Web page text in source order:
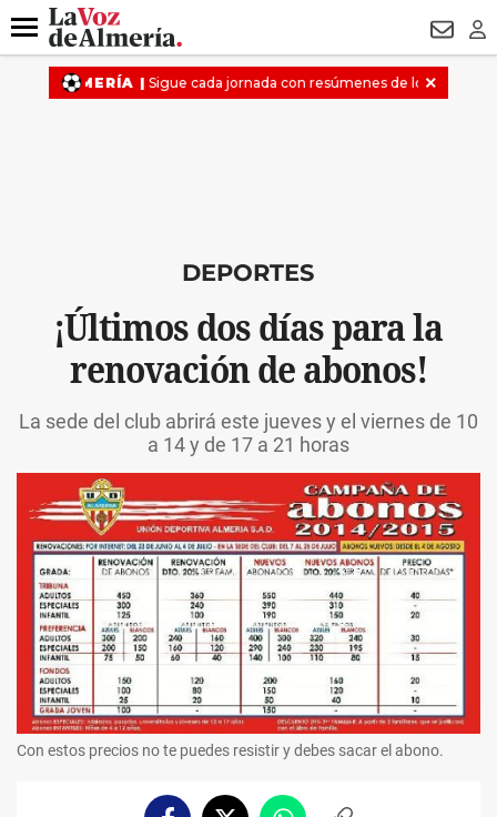
DESTACADO
Menú
DEPORTES
¡Últimos dos días para la
renovación de abonos!
La sede del club abrirá este jueves y el viernes de 10
a 14 y de 17 a 21 horas
Con estos precios no te puedes resistir y debes sacar el abono.